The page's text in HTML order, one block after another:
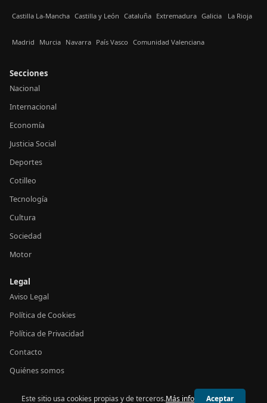
Castilla La-Mancha Castilla y León Cataluña Extremadura Galicia La Rioja
Madrid Murcia Navarra País Vasco Comunidad Valenciana
Secciones
Nacional
Internacional
Economía
Justicia Social
Deportes
Cotilleo
Tecnología
Cultura
Sociedad
Motor
Legal
Aviso Legal
Política de Cookies
Política de Privacidad
Contacto
Quiénes somos
Este sitio usa cookies propias y de terceros.Más info Aceptar